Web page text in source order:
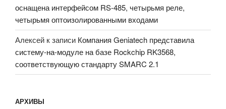
оснащена интерфейсом RS-485, четырьмя реле,
четырьмя оптоизолированными входами
Алексей к записи Компания Geniatech представила
систему-на-модуле на базе Rockchip RK3568,
соответствующую стандарту SMARC 2.1
АРХИВЫ